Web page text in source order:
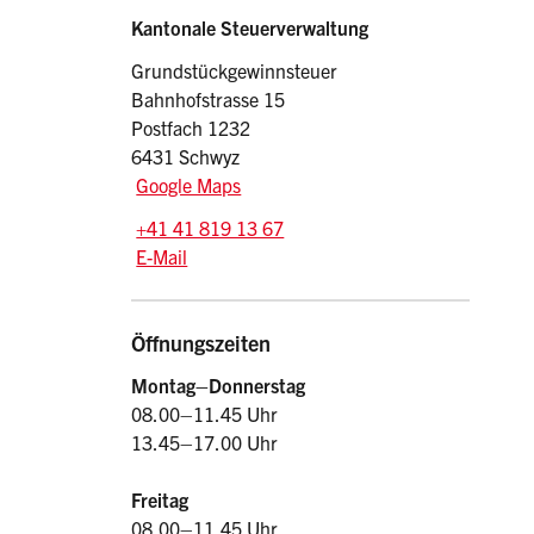
Sidebar
Adresse
Kantonale Steuerverwaltung
Grundstückgewinnsteuer
Bahnhofstrasse 15
Postfach 1232
6431 Schwyz
Google Maps
Tel.:
+41 41 819 13 67
E-Mail: ggst.stv
E-Mail
Öffnungszeiten
Montag–Donnerstag
08.00–11.45 Uhr
13.45–17.00 Uhr
Freitag
08.00–11.45 Uhr